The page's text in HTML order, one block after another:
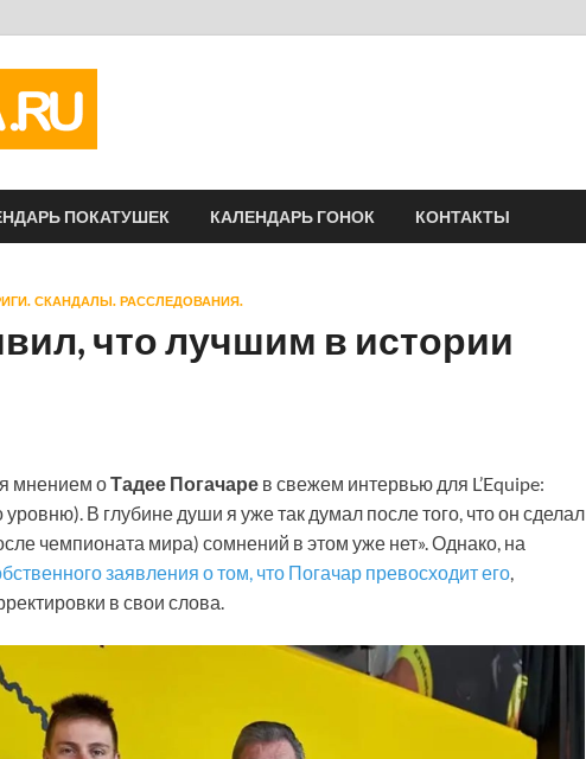
ПОКАТУШЕК КАЛЕНДАРЬ ГОНОК КОНТАКТЫ
СКАНДАЛЫ. РАССЛЕДОВАНИЯ.
что лучшим в истории
мнением оТадее Погачаре в свежем интервью для L’Equipe:
В глубине души я уже так думал после того, что он сделал
чемпионата мира) сомнений в этом уже нет». Однако, на
заявления о том, что Погачар превосходит его,
в свои слова.